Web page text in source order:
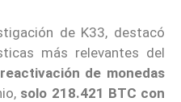
de K33, destacó
más relevantes del
de monedas
solo 218.421 BTC con